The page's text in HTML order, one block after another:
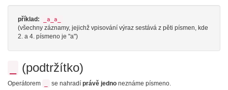
příklad: _a_a_
(všechny záznamy, jejichž vpisování výraz sestává z pěti písmen, kde
2. a 4. písmeno je "a")
(podtržítko)
Operátorem se nahradí právě jedno neznáme písmeno.